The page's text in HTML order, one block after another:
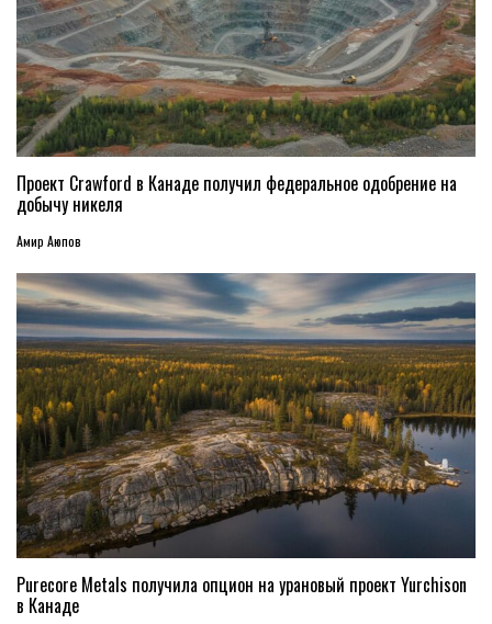
Проект Crawford в Канаде получил федеральное одобрение на
добычу никеля
Амир Аюпов
Purecore Metals получила опцион на урановый проект Yurchison
в Канаде